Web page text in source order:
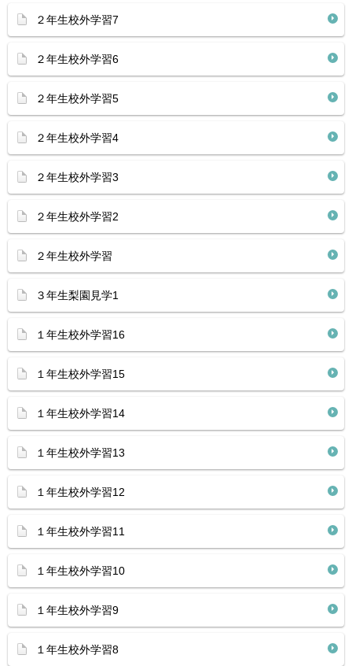
２年生校外学習7
２年生校外学習6
２年生校外学習5
２年生校外学習4
２年生校外学習3
２年生校外学習2
２年生校外学習
３年生梨園見学1
１年生校外学習16
１年生校外学習15
１年生校外学習14
１年生校外学習13
１年生校外学習12
１年生校外学習11
１年生校外学習10
１年生校外学習9
１年生校外学習8